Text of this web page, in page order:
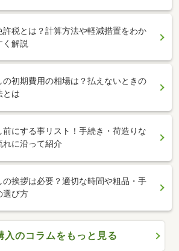
許税とは？計算方法や軽減措置をわか
く解説
の初期費用の相場は？払えないときの
とは
前にする事リスト！手続き・荷造りな
れに沿って紹介
の挨拶は必要？適切な時間や粗品・手
選び方
入のコラムをもっと見る